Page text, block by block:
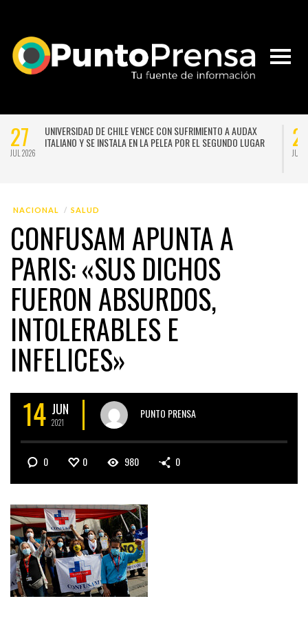
NUEVO SISTEMA
LA PRÓXIMA
21
NACE LA PRIMERA ESCUELA MUJERES TECNO-
CHILE PARA FORMAR EN NUEVAS TECNOLOGÍAS
NACIONAL SALUD
CONFUSAM APUNTA A
PARIS: «SUS DICHOS
FUERON ABSURDOS,
INTOLERABLES E
INFELICES»
14 JUN
2021
PUNTO PRENSA
0 0 980 0